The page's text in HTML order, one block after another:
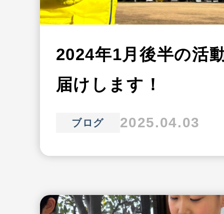
2024年1月後半の活
届けします！
ブログ 2025.04.03